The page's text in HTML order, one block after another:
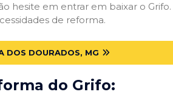
hesite em entrar em baixar o
de reforma.
DOS DOURADOS, MG
do Grifo: